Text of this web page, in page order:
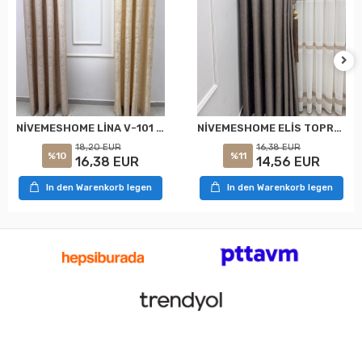
NİVEMESHOME LİNA V-101 KREM 1/3 PİLELİ FON PERDE
%10
18,20 EUR
16,38 EUR
In den Warenkorb legen
NİVEMESHOME ELİS TOPRAK FON PERDE 1/3 SIK PİLELİ PERDE APM
%11
16,38 EUR
14,56 EUR
In den Warenkorb legen